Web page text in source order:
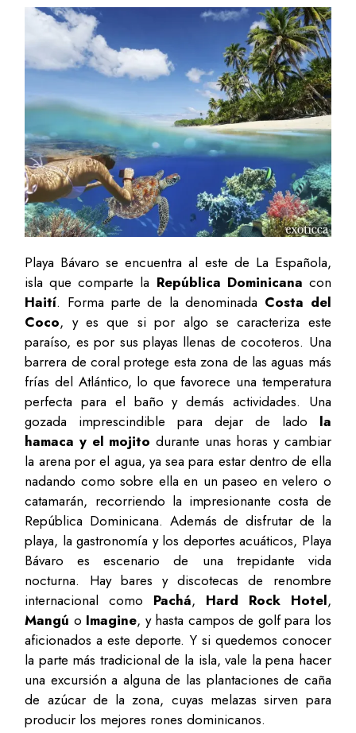
Playa Bávaro se encuentra al este de La Española,
isla que comparte la República Dominicana con
Haití. Forma parte de la denominada Costa del
Coco, y es que si por algo se caracteriza este
paraíso, es por sus playas llenas de cocoteros. Una
barrera de coral protege esta zona de las aguas más
frías del Atlántico, lo que favorece una temperatura
perfecta para el baño y demás actividades. Una
gozada imprescindible para dejar de lado la
hamaca y el mojito durante unas horas y cambiar
la arena por el agua, ya sea para estar dentro de ella
nadando como sobre ella en un paseo en velero o
catamarán, recorriendo la impresionante costa de
República Dominicana. Además de disfrutar de la
playa, la gastronomía y los deportes acuáticos, Playa
Bávaro es escenario de una trepidante vida
nocturna. Hay bares y discotecas de renombre
internacional como Pachá, Hard Rock Hotel,
Mangú o Imagine, y hasta campos de golf para los
aficionados a este deporte. Y si quedemos conocer
la parte más tradicional de la isla, vale la pena hacer
una excursión a alguna de las plantaciones de caña
de azúcar de la zona, cuyas melazas sirven para
producir los mejores rones dominicanos.